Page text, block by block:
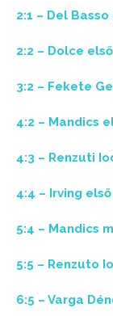
2:1 – Del
2:2 – Dolce
3:2 – Fekete
4:2 – Mandics
4:3 – Renzuti
4:4 – Irving
5:4 – Mandics
5:5 – Renzuto
6:5 – Varga